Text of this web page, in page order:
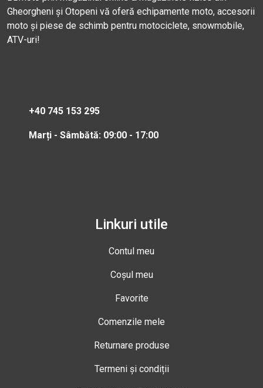
Gheorgheni și Otopeni vă oferă echipamente moto, accesorii
moto și piese de schimb pentru motociclete, snowmobile,
ATV-uri!
+40 745 153 295
Marți - Sâmbătă: 09:00 - 17:00
Linkuri utile
Contul meu
Coșul meu
Favorite
Comenzile mele
Returnare produse
Termeni și condiții